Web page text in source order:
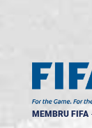
MEMBRU FIFA